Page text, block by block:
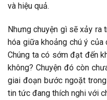
và hiệu quả.
Nhưng chuyện gì sẽ xảy ra
hóa giữa khoảng chú ý của
Chúng ta có sớm đạt đến
không? Chuyện đó còn
giai đoạn bước ngoặt
tin tức đang thích nghi với